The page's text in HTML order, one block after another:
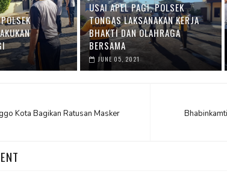
USAI APEL PAGI, POLSEK
TONGAS LAKSANAKAN KERJA
BHAKTI DAN OLAHRAGA
BERSAMA
JUNE 05, 2021
Kota Bagikan Ratusan Masker